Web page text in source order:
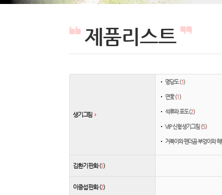
제품리스트
생기그림
명당도 (1)
연꽃 (1)
석류와 포도 (2)
VIP 신형 생기그림 (5)
거북이와 팬더곰 부엉이와 해
김환기 판화 (1)
이중섭 판화 (2)